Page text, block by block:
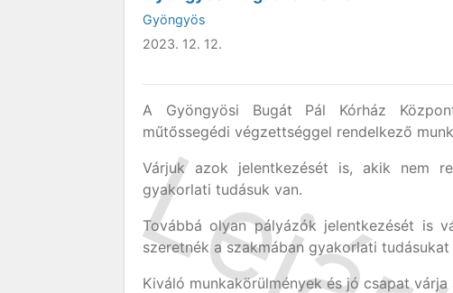
Gyöngyös
2023. 12. 12.
A Gyöngyösi Bugát Pál Kórház
műtőssegédi végzettséggel rendelkező
Várjuk azok jelentkezését is, akik nem
gyakorlati tudásuk van.
Továbbá olyan pályázók jelentkezését is
szeretnék a szakmában gyakorlati tudásukat
Kiváló munkakörülmények és jó csapat